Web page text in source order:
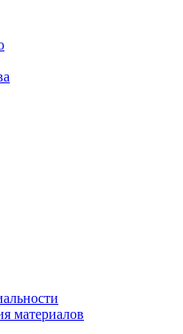
материалов